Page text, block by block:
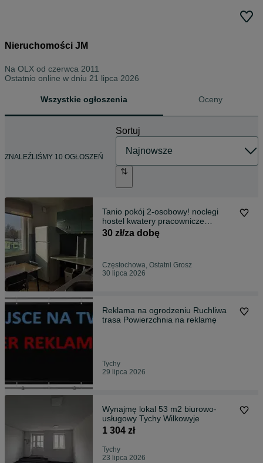
Nieruchomości JM
Na OLX od czerwca 2011
Ostatnio online w dniu 21 lipca 2026
Wszystkie ogłoszenia Oceny
ZNALEŹLIŚMY 10 OGŁOSZEŃ
Sortuj
Tanio pokój 2-osobowy! noclegi
hostel kwatery pracownicze
Częstochowa
30 zł/za dobę
Częstochowa, Ostatni Grosz
30 lipca 2026
Reklama na ogrodzeniu Ruchliwa
trasa Powierzchnia na reklamę
Tychy
29 lipca 2026
Wynajmę lokal 53 m2 biurowo-
usługowy Tychy Wilkowyje
1 304 zł
Tychy
23 lipca 2026